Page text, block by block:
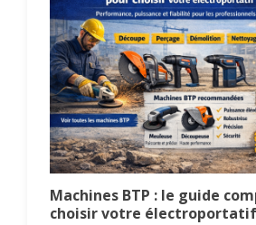
Machines BTP : le guide
choisir votre